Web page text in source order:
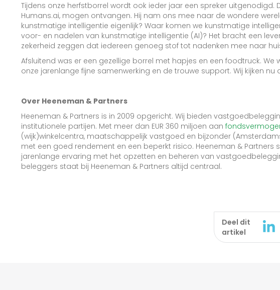
Tijdens onze herfstborrel wordt ook ieder jaar een spreker uitgenodigd.
Humans.ai, mogen ontvangen. Hij nam ons mee naar de wondere
kunstmatige intelligentie eigenlijk? Waar komen we kunstmatige
voor- en nadelen van kunstmatige intelligentie (AI)? Het bracht een
zekerheid zeggen dat iedereen genoeg stof tot nadenken mee naar
Afsluitend was er een gezellige borrel met hapjes en een foodtruck.
onze jarenlange fijne samenwerking en de trouwe support. Wij kijken
Over Heeneman & Partners
‍Heeneman & Partners is in 2009 opgericht. Wij bieden
institutionele partijen. Met meer dan EUR 360 miljoen aan
(wijk)winkelcentra, maatschappelijk vastgoed en bijzonder
met een goed rendement en een beperkt risico. Heeneman &
jarenlange ervaring met het opzetten en beheren van
beleggers staat bij Heeneman & Partners altijd centraal.
Deel dit
artikel